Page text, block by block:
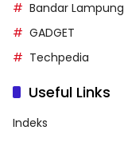
Bandar Lampung
GADGET
Techpedia
Useful Links
Indeks